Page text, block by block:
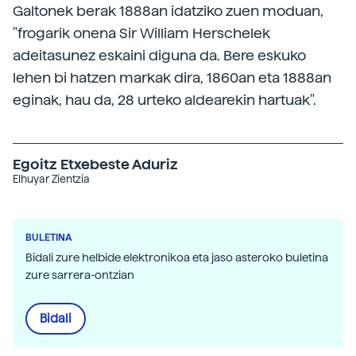
Galtonek berak 1888an idatziko zuen moduan,
"frogarik onena Sir William Herschelek
adeitasunez eskaini diguna da. Bere eskuko
lehen bi hatzen markak dira, 1860an eta 1888an
eginak, hau da, 28 urteko aldearekin hartuak".
Egoitz Etxebeste Aduriz
Elhuyar Zientzia
BULETINA
Bidali zure helbide elektronikoa eta jaso asteroko buletina
zure sarrera-ontzian
Bidali